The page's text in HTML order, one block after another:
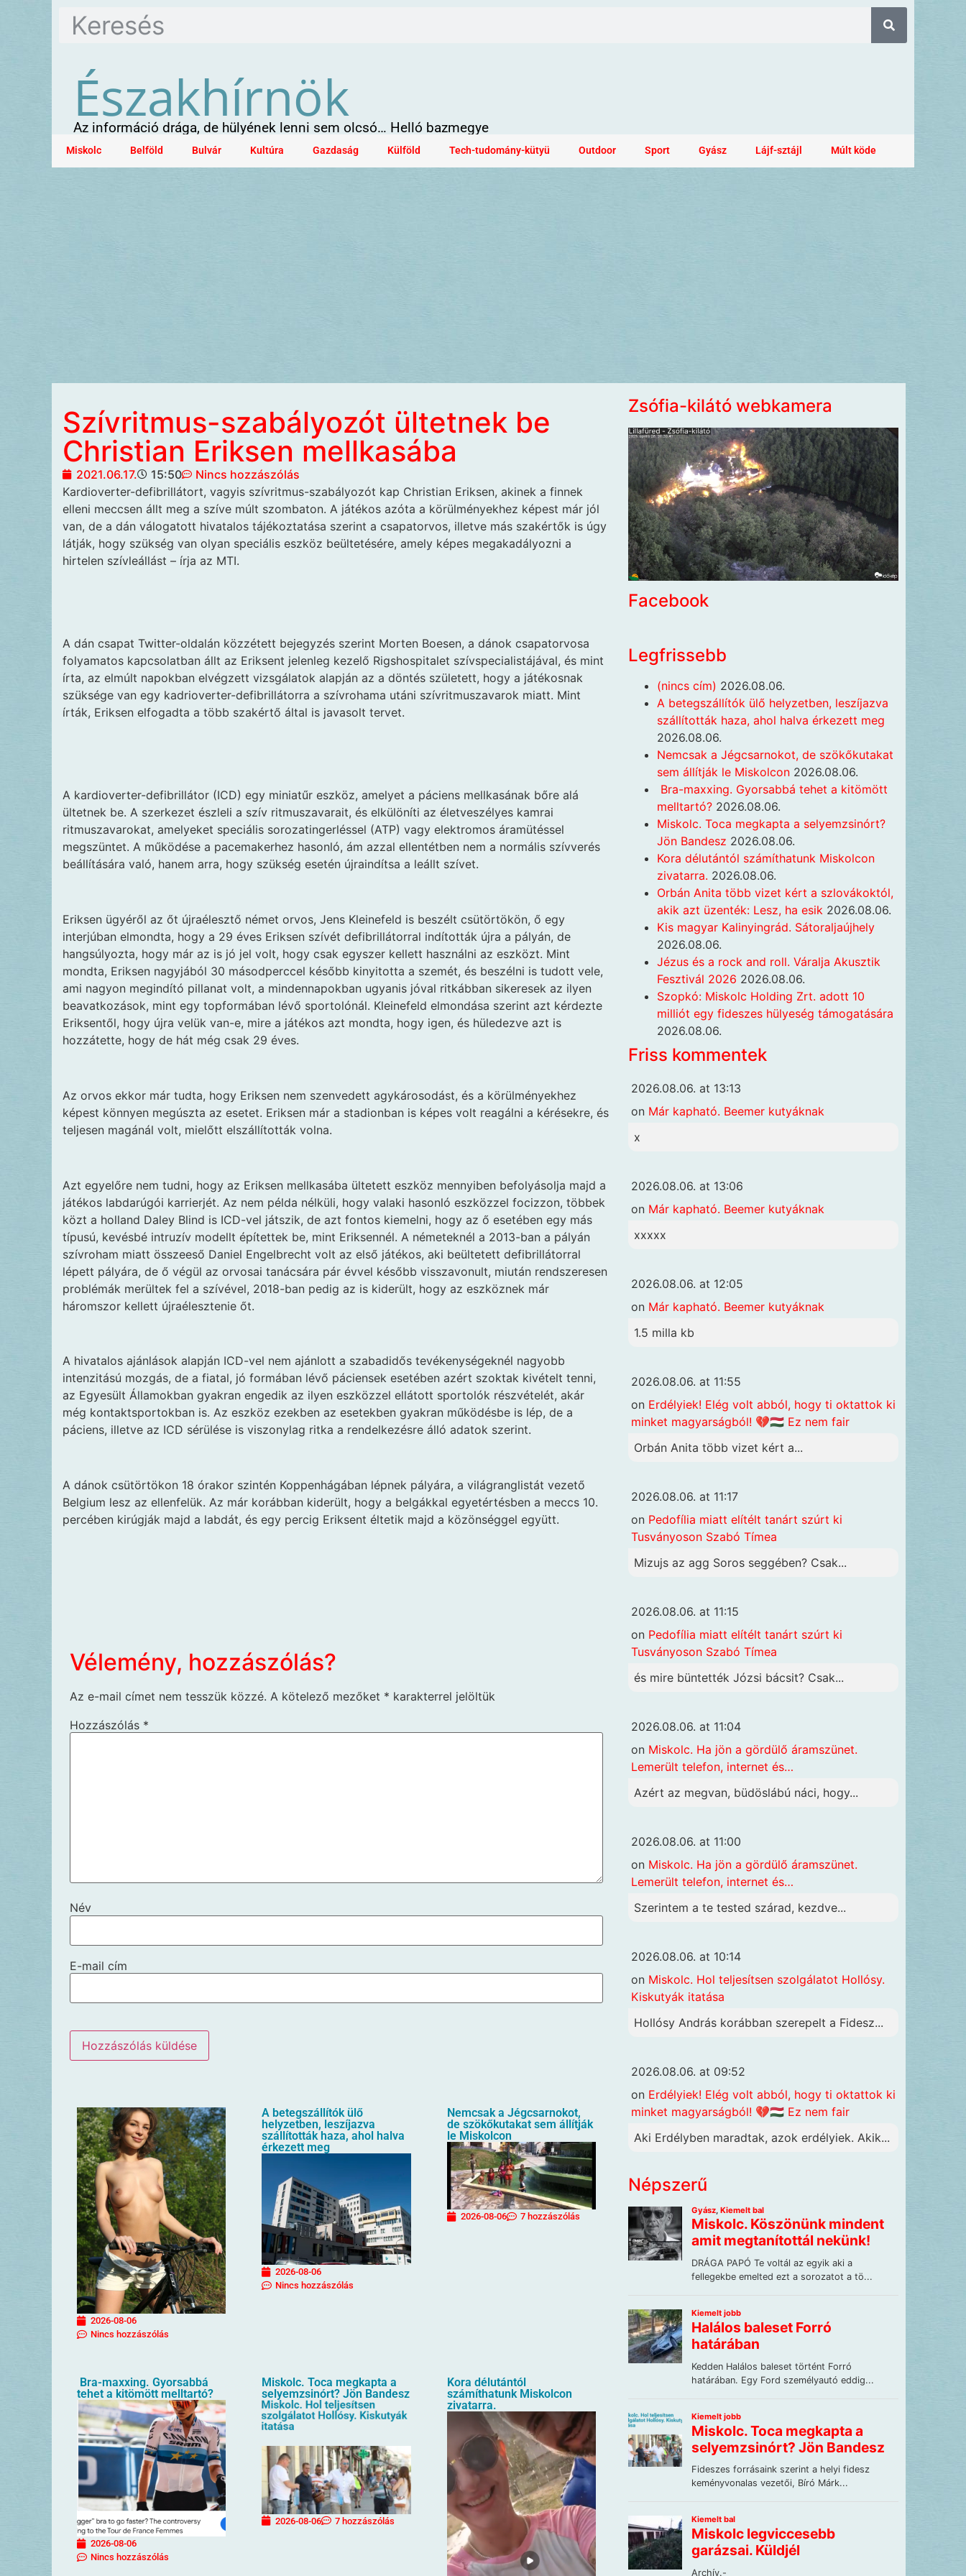
Északhírnök
Az információ drága, de hülyének lenni sem olcsó… Helló bazmegye
Miskolc Belföld Bulvár Kultúra Gazdaság Külföld Tech-tudomány-kütyü Outdoor Sport Gyász Lájf-sztájl Múlt köde
Szívritmus-szabályozót ültetnek be
Christian Eriksen mellkasába
2021.06.17. 15:50
Nincs hozzászólás
Kardioverter-defibrillátort, vagyis szívritmus-szabályozót kap Christian Eriksen, akinek a finnek
elleni meccsen állt meg a szíve múlt szombaton. A játékos azóta a körülményekhez képest már jól
van, de a dán válogatott hivatalos tájékoztatása szerint a csapatorvos, illetve más szakértők is úgy
látják, hogy szükség van olyan speciális eszköz beültetésére, amely képes megakadályozni a
hirtelen szívleállást – írja az MTI.
A dán csapat Twitter-oldalán közzétett bejegyzés szerint Morten Boesen, a dánok csapatorvosa
folyamatos kapcsolatban állt az Eriksent jelenleg kezelő Rigshospitalet szívspecialistájával, és mint
írta, az elmúlt napokban elvégzett vizsgálatok alapján az a döntés született, hogy a játékosnak
szüksége van egy kadrioverter-defibrillátorra a szívrohama utáni szívritmuszavarok miatt. Mint
írták, Eriksen elfogadta a több szakértő által is javasolt tervet.
A kardioverter-defibrillátor (ICD) egy miniatűr eszköz, amelyet a páciens mellkasának bőre alá
ültetnek be. A szerkezet észleli a szív ritmuszavarait, és elkülöníti az életveszélyes kamrai
ritmuszavarokat, amelyeket speciális sorozatingerléssel (ATP) vagy elektromos áramütéssel
megszüntet. A működése a pacemakerhez hasonló, ám azzal ellentétben nem a normális szívverés
beállítására való, hanem arra, hogy szükség esetén újraindítsa a leállt szívet.
Eriksen ügyéről az őt újraélesztő német orvos, Jens Kleinefeld is beszélt csütörtökön, ő egy
interjúban elmondta, hogy a 29 éves Eriksen szívét defibrillátorral indították újra a pályán, de
hangsúlyozta, hogy már az is jó jel volt, hogy csak egyszer kellett használni az eszközt. Mint
mondta, Eriksen nagyjából 30 másodperccel később kinyitotta a szemét, és beszélni is tudott vele,
ami nagyon megindító pillanat volt, a mindennapokban ugyanis jóval ritkábban sikeresek az ilyen
beavatkozások, mint egy topformában lévő sportolónál. Kleinefeld elmondása szerint azt kérdezte
Eriksentől, hogy újra velük van-e, mire a játékos azt mondta, hogy igen, és hüledezve azt is
hozzátette, hogy de hát még csak 29 éves.
Az orvos ekkor már tudta, hogy Eriksen nem szenvedett agykárosodást, és a körülményekhez
képest könnyen megúszta az esetet. Eriksen már a stadionban is képes volt reagálni a kérésekre, és
teljesen magánál volt, mielőtt elszállították volna.
Azt egyelőre nem tudni, hogy az Eriksen mellkasába ültetett eszköz mennyiben befolyásolja majd a
játékos labdarúgói karrierjét. Az nem példa nélküli, hogy valaki hasonló eszközzel focizzon, többek
közt a holland Daley Blind is ICD-vel játszik, de azt fontos kiemelni, hogy az ő esetében egy más
típusú, kevésbé intruzív modellt építettek be, mint Eriksennél. A németeknél a 2013-ban a pályán
szívroham miatt összeeső Daniel Engelbrecht volt az első játékos, aki beültetett defibrillátorral
lépett pályára, de ő végül az orvosai tanácsára pár évvel később visszavonult, miután rendszeresen
problémák merültek fel a szívével, 2018-ban pedig az is kiderült, hogy az eszköznek már
háromszor kellett újraélesztenie őt.
A hivatalos ajánlások alapján ICD-vel nem ajánlott a szabadidős tevékenységeknél nagyobb
intenzitású mozgás, de a fiatal, jó formában lévő páciensek esetében azért szoktak kivételt tenni,
az Egyesült Államokban gyakran engedik az ilyen eszközzel ellátott sportolók részvételét, akár
még kontaktsportokban is. Az eszköz ezekben az esetekben gyakran működésbe is lép, de a
páciens, illetve az ICD sérülése is viszonylag ritka a rendelkezésre álló adatok szerint.
A dánok csütörtökon 18 órakor szintén Koppenhágában lépnek pályára, a világranglistát vezető
Belgium lesz az ellenfelük. Az már korábban kiderült, hogy a belgákkal egyetértésben a meccs 10.
percében kirúgják majd a labdát, és egy percig Eriksent éltetik majd a közönséggel együtt.
Vélemény, hozzászólás?
Az e-mail címet nem tesszük közzé. A kötelező mezőket * karakterrel jelöltük
Hozzászólás *
Név
E-mail cím
2026-08-06
Nincs hozzászólás
A betegszállítók ülő
helyzetben, leszíjazva
szállították haza, ahol halva
érkezett meg
2026-08-06
Nincs hozzászólás
Nemcsak a Jégcsarnokot,
de szökőkutakat sem állítják
le Miskolcon
2026-08-06 7 hozzászólás
Bra-maxxing. Gyorsabbá
tehet a kitömött melltartó?
2026-08-06
Nincs hozzászólás
Miskolc. Toca megkapta a
selyemzsinórt? Jön Bandesz
2026-08-06 7 hozzászólás
Kora délutántól
számíthatunk Miskolcon
zivatarra.
Zsófia-kilátó webkamera
Facebook
Legfrissebb
(nincs cím) 2026.08.06.
A betegszállítók ülő helyzetben, leszíjazva
szállították haza, ahol halva érkezett meg
2026.08.06.
Nemcsak a Jégcsarnokot, de szökőkutakat
sem állítják le Miskolcon 2026.08.06.
Bra-maxxing. Gyorsabbá tehet a kitömött
melltartó? 2026.08.06.
Miskolc. Toca megkapta a selyemzsinórt?
Jön Bandesz 2026.08.06.
Kora délutántól számíthatunk Miskolcon
zivatarra. 2026.08.06.
Orbán Anita több vizet kért a szlovákoktól,
akik azt üzenték: Lesz, ha esik 2026.08.06.
Kis magyar Kalinyingrád. Sátoraljaújhely
2026.08.06.
Jézus és a rock and roll. Váralja Akusztik
Fesztivál 2026 2026.08.06.
Szopkó: Miskolc Holding Zrt. adott 10
milliót egy fideszes hülyeség támogatására
2026.08.06.
Friss kommentek
2026.08.06. at 13:13
on Már kapható. Beemer kutyáknak
x
2026.08.06. at 13:06
on Már kapható. Beemer kutyáknak
xxxxx
2026.08.06. at 12:05
on Már kapható. Beemer kutyáknak
1.5 milla kb
2026.08.06. at 11:55
on Erdélyiek! Elég volt abból, hogy ti oktattok ki
minket magyarságból! 💔🇭🇺 Ez nem fair
Orbán Anita több vizet kért a...
2026.08.06. at 11:17
on Pedofília miatt elítélt tanárt szúrt ki
Tusványoson Szabó Tímea
Mizujs az agg Soros seggében? Csak...
2026.08.06. at 11:15
on Pedofília miatt elítélt tanárt szúrt ki
Tusványoson Szabó Tímea
és mire büntették Józsi bácsit? Csak...
2026.08.06. at 11:04
on Miskolc. Ha jön a gördülő áramszünet.
Lemerült telefon, internet és…
Azért az megvan, büdöslábú náci, hogy...
2026.08.06. at 11:00
on Miskolc. Ha jön a gördülő áramszünet.
Lemerült telefon, internet és…
Szerintem a te tested szárad, kezdve...
2026.08.06. at 10:14
on Miskolc. Hol teljesítsen szolgálatot Hollósy.
Kiskutyák itatása
Hollósy András korábban szerepelt a Fidesz...
2026.08.06. at 09:52
on Erdélyiek! Elég volt abból, hogy ti oktattok ki
minket magyarságból! 💔🇭🇺 Ez nem fair
Aki Erdélyben maradtak, azok erdélyiek. Akik...
Népszerű